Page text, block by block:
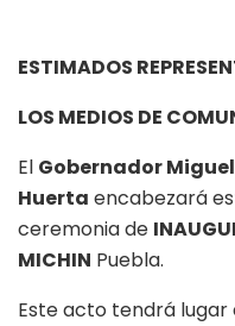
ESTIMADOS
LOS MEDIOS DE
El Gobernador
Huerta encabezará
ceremonia de
MICHIN Puebla.
Este acto tendrá lugar